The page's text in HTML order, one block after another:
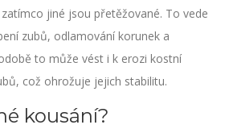
jiné jsou přetěžované. To vede
zubů, odlamování korunek a
to může vést i k erozi kostní
což ohrožuje jejich stabilitu.
kousání?